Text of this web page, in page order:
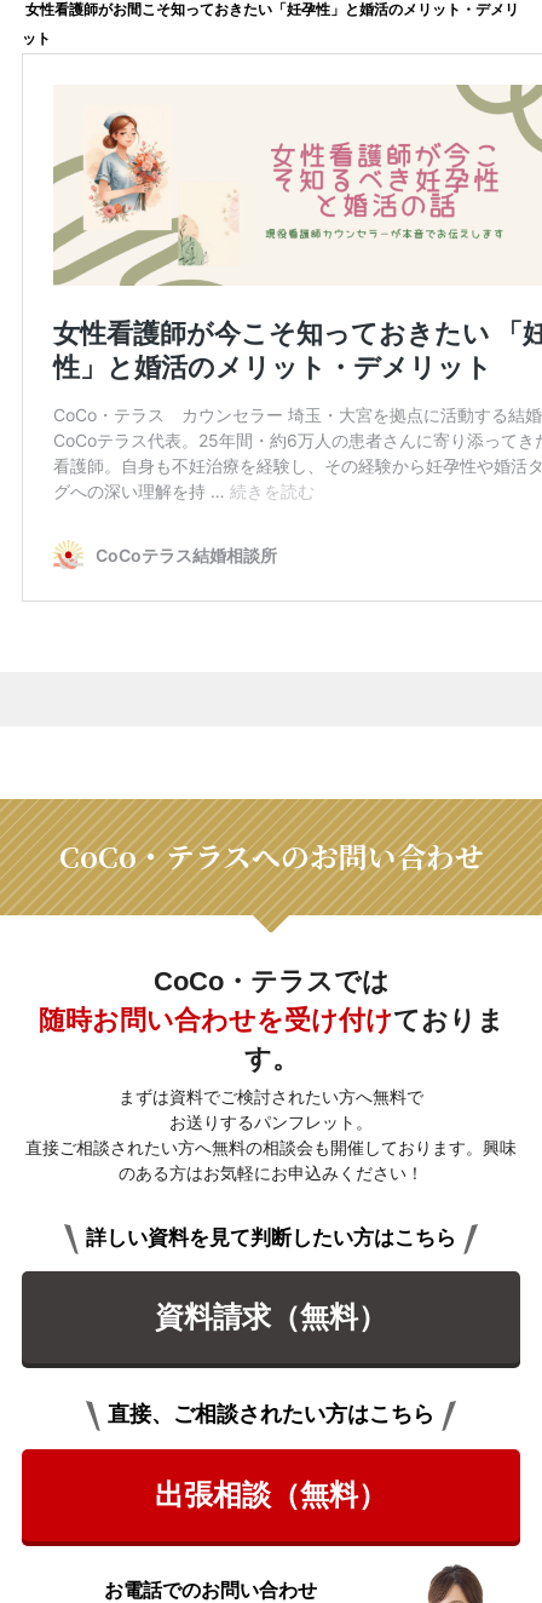
女性看護師がお間こそ知っておきたい「妊孕性」と婚活のメリット・デメリ
ット
CoCo・テラスへのお問い合わせ
CoCo・テラスでは
随時お問い合わせを受け付けておりま
す。
まずは資料でご検討されたい方へ無料で
お送りするパンフレット。
直接ご相談されたい方へ無料の相談会も開催しております。興味
のある方はお気軽にお申込みください！
詳しい資料を見て判断したい方はこちら
資料請求（無料）
直接、ご相談されたい方はこちら
出張相談（無料）
お電話でのお問い合わせ